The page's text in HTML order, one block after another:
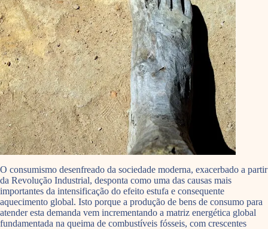
O consumismo desenfreado da sociedade moderna, exacerbado a partir
da Revolução Industrial, desponta como uma das causas mais
importantes da intensificação do efeito estufa e consequente
aquecimento global. Isto porque a produção de bens de consumo para
atender esta demanda vem incrementando a matriz energética global
fundamentada na queima de combustíveis fósseis, com crescentes